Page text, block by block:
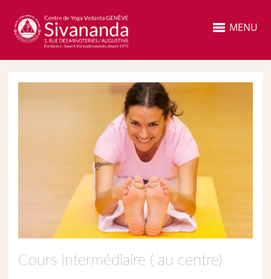
MENU
Cours Intermédiaire ( au centre)